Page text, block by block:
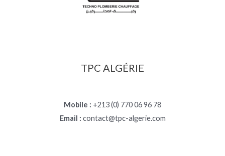
TPC ALGÉRIE
Mobile : +213 (0) 770 06 96 78
Email : contact@tpc-algerie.com